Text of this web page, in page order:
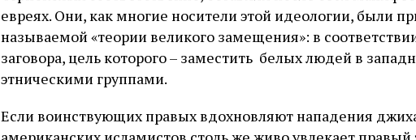
евреях. Они, как многие носители этой идеологии, были
называемой «теории великого замещения»: в
заговора, цель которого – заместить белых людей в
этническими группами.
Если воинствующих правых вдохновляют нападения